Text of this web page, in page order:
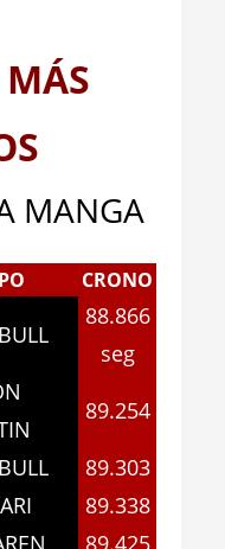
MANGA
CRONO
88.866
seg
89.254
89.303
89.338
89.425